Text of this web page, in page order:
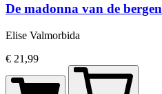
De madonna van de bergen
Elise Valmorbida
€ 21,99